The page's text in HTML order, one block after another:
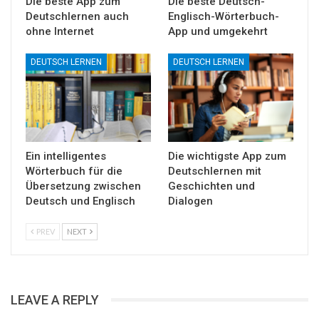
Deutschlernen auch
ohne Internet
Englisch-Wörterbuch-
App und umgekehrt
DEUTSCH LERNEN
Ein intelligentes
Wörterbuch für die
Übersetzung zwischen
Deutsch und Englisch
DEUTSCH LERNEN
Die wichtigste App zum
Deutschlernen mit
Geschichten und
Dialogen
PREV NEXT
LEAVE A REPLY